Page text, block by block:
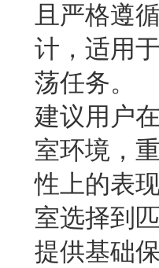
且严格遵
计，适用
荡任务。
建议用户
室环境，
性上的表
室选择到
提供基础